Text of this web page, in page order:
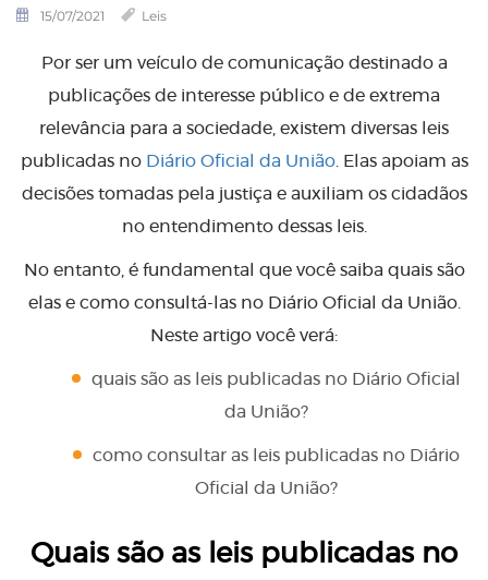
15/07/2021 Leis
Por ser um veículo de comunicação destinado a
publicações de interesse público e de extrema
relevância para a sociedade, existem diversas leis
publicadas no Diário Oficial da União. Elas apoiam as
decisões tomadas pela justiça e auxiliam os cidadãos
no entendimento dessas leis.
No entanto, é fundamental que você saiba quais são
elas e como consultá-las no Diário Oficial da União.
Neste artigo você verá:
quais são as leis publicadas no Diário Oficial
da União?
como consultar as leis publicadas no Diário
Oficial da União?
Quais são as leis publicadas no